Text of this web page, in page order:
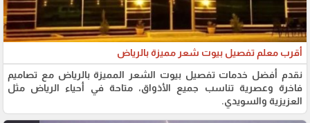
أقرب معلم تفصيل بيوت شعر مميزة بالرياض
نقدم أفضل خدمات تفصيل بيوت الشعر المميزة بالرياض مع تصاميم
فاخرة وعصرية تناسب جميع الأذواق، متاحة في أحياء الرياض مثل
العزيزية والسويدي.